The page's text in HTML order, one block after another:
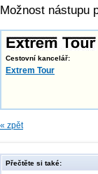
Možnost nástupu
Cestovní kancelář:
Extrem Tour
« zpět
Přečtěte si také: